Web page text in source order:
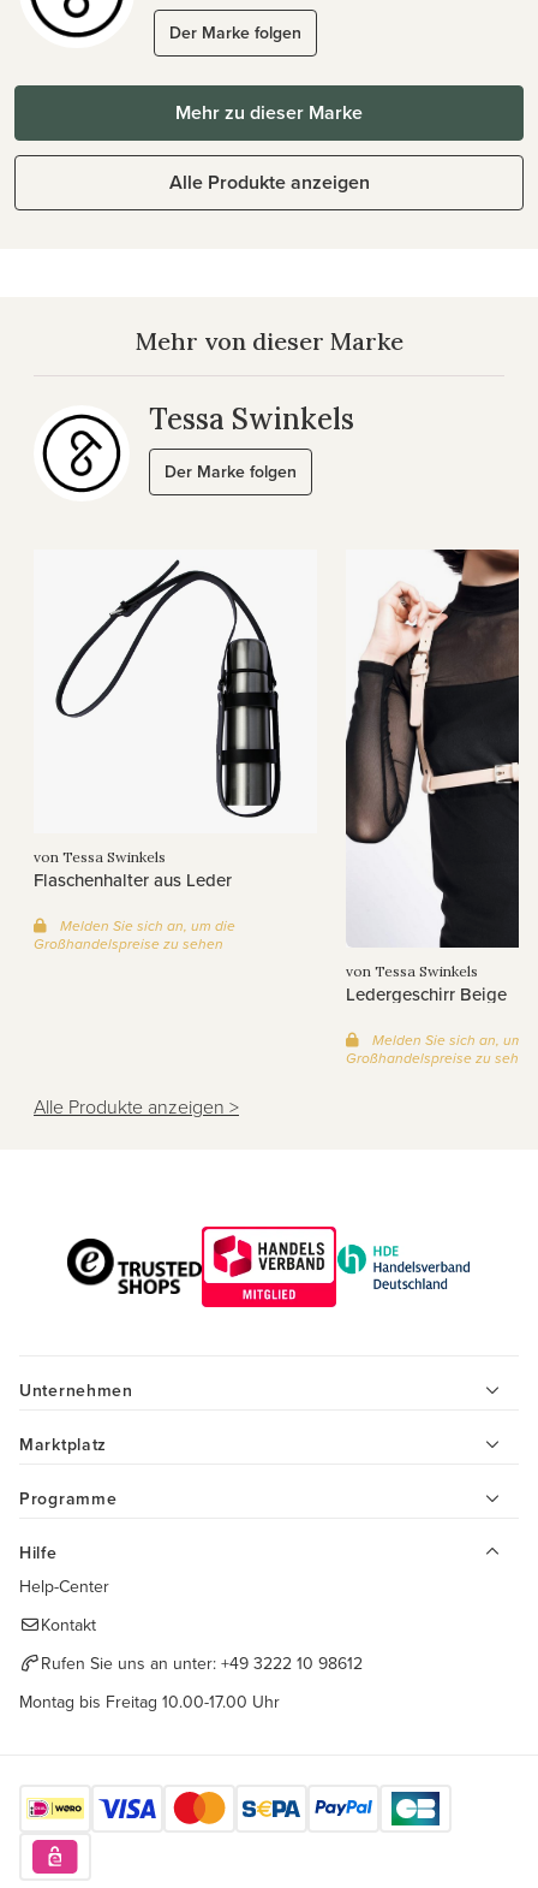
Der Marke folgen
Mehr zu dieser Marke
Alle Produkte anzeigen
Mehr von dieser Marke
Tessa Swinkels
Der Marke folgen
von Tessa Swinkels
Flaschenhalter aus Leder
Melden Sie sich an, um die
Großhandelspreise zu sehen
von Tessa Swinkels
Ledergeschirr Beige
Melden Sie sich an, um
Großhandelspreise zu sehen
Alle Produkte anzeigen >
Unternehmen
Marktplatz
Programme
Hilfe
Help-Center
Kontakt
Rufen Sie uns an unter: +49 3222 10 98612
Montag bis Freitag 10.00-17.00 Uhr